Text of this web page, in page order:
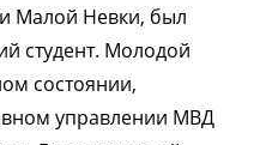
Малой Невки, был
студент. Молодой
состоянии,
управлении МВД